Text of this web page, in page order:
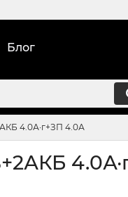
Блог
4.0А·г+ЗП 4.0А